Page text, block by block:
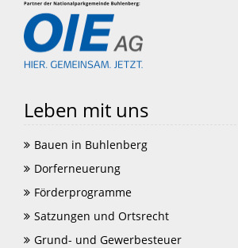
Leben mit uns
Bauen in Buhlenberg
Dorferneuerung
Förderprogramme
Satzungen und Ortsrecht
Grund- und Gewerbesteuer